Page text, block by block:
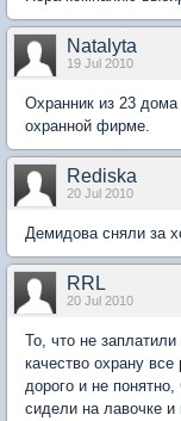
Natalyta
19 Jul 2010
Охранник из 23
охранной фирме.
Rediska
20 Jul 2010
Демидова сняли за
RRL
20 Jul 2010
То, что не
качество охрану
дорого и не
сидели на лавочке и